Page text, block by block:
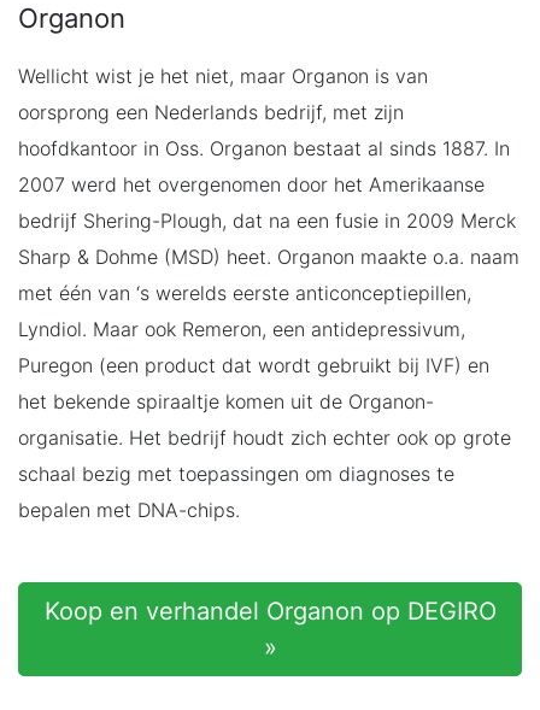
Organon
Wellicht wist je het niet, maar Organon is van
oorsprong een Nederlands bedrijf, met zijn
hoofdkantoor in Oss. Organon bestaat al sinds 1887. In
2007 werd het overgenomen door het Amerikaanse
bedrijf Shering-Plough, dat na een fusie in 2009 Merck
Sharp & Dohme (MSD) heet. Organon maakte o.a. naam
met één van ‘s werelds eerste anticonceptiepillen,
Lyndiol. Maar ook Remeron, een antidepressivum,
Puregon (een product dat wordt gebruikt bij IVF) en
het bekende spiraaltje komen uit de Organon-
organisatie. Het bedrijf houdt zich echter ook op grote
schaal bezig met toepassingen om diagnoses te
bepalen met DNA-chips.
Koop en verhandel Organon op DEGIRO
»